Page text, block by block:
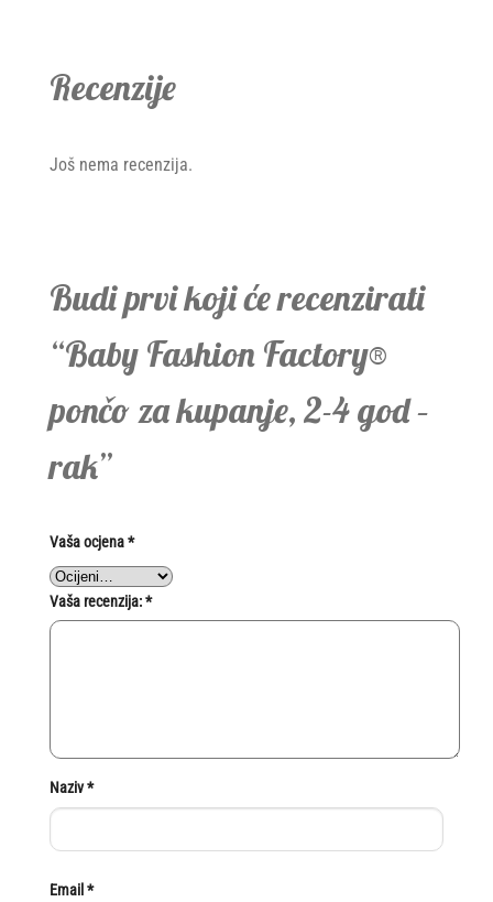
Recenzije
Još nema recenzija.
Budi prvi koji će recenzirati
“Baby Fashion Factory®
pončo za kupanje, 2-4 god –
rak”
Vaša ocjena*
Vaša recenzija:*
Naziv*
Email *